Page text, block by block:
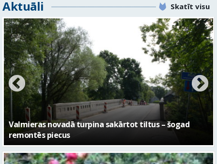
Aktuāli Skatīt visu
No pagaidu teātra līdz laikmetīgās kultūras centram
– kā attīstīsies “Kurtuve”